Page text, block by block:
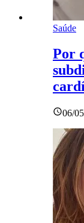
Saúde
Por
06/